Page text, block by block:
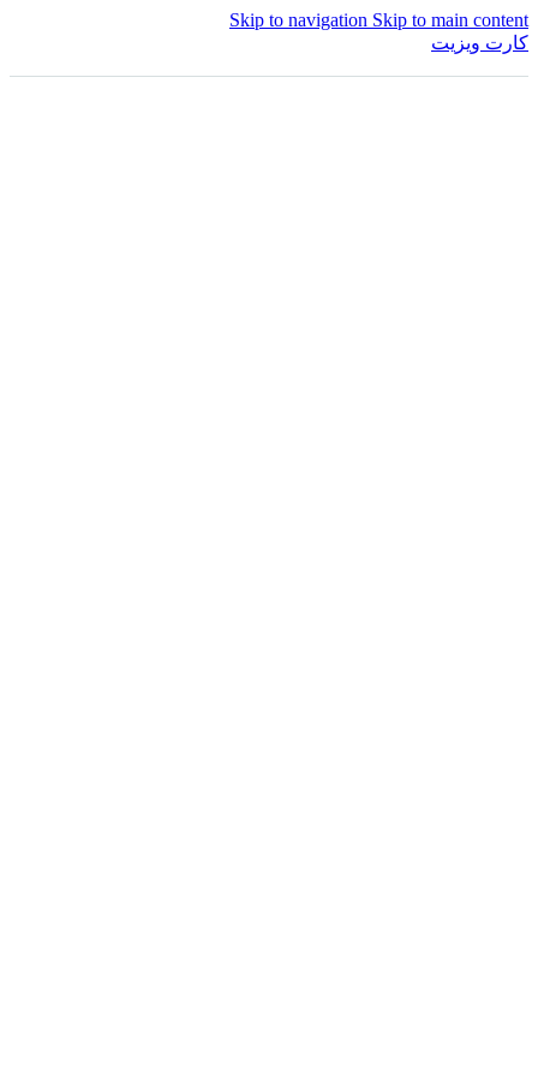
Skip to navigation Skip to main content
کارت ویزیت